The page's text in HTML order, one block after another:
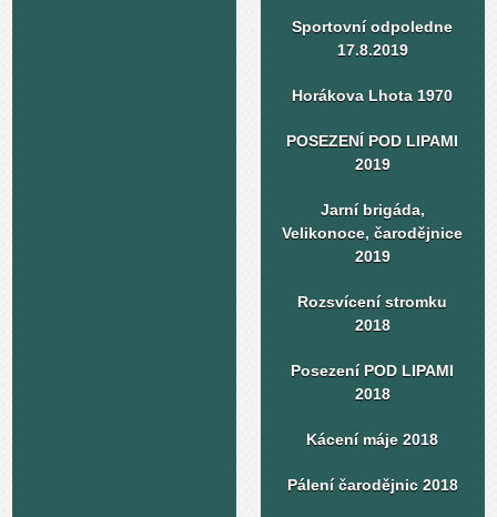
Sportovní odpoledne
17.8.2019
Horákova Lhota 1970
POSEZENÍ POD LIPAMI
2019
Jarní brigáda,
Velikonoce, čarodějnice
2019
Rozsvícení stromku
2018
Posezení POD LIPAMI
2018
Kácení máje 2018
Pálení čarodějnic 2018